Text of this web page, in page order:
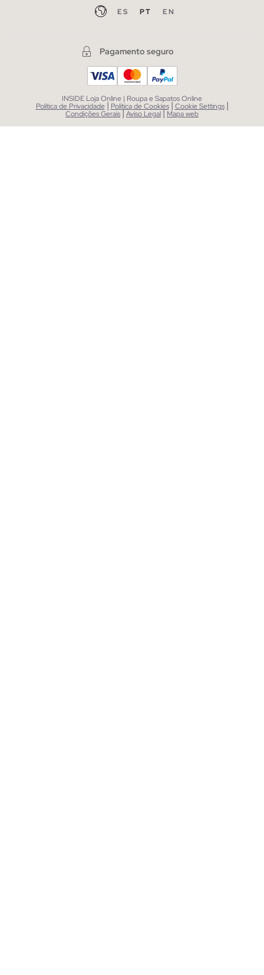
ES PT EN
Pagamento seguro
INSIDE Loja Online | Roupa e Sapatos Online
Política de Privacidade | Política de Cookies | Cookie Settings |
Condições Gerais|Aviso Legal| Mapa web